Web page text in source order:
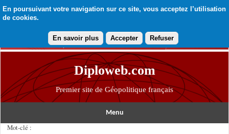
En poursuivant votre navigation sur ce site, vous acceptez l’utilisation
de cookies.
En savoir plus Accepter Refuser
Diploweb.com
Premier site de Géopolitique français
Menu
Mot-clé :